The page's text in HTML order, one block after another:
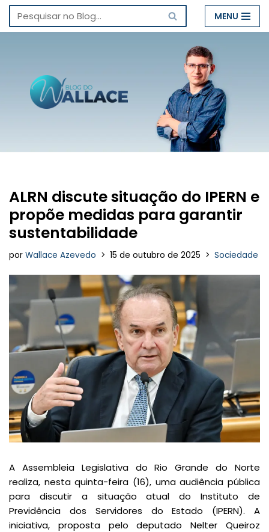
Pular
conteúdo
MENU
ALRN discute situação do IPERN e
propõe medidas para garantir
sustentabilidade
por Wallace Azevedo 15 de outubro de 2025 Sociedade
A Assembleia Legislativa do Rio Grande do Norte
realiza, nesta quinta-feira (16), uma audiência pública
para discutir a situação atual do Instituto de
Previdência dos Servidores do Estado (IPERN). A
iniciativa, proposta pelo deputado Nelter Queiroz